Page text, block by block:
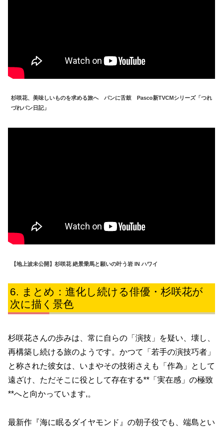
杉咲花、美味しいものを求める旅へ パンに舌鼓 Pasco新TVCMシリーズ「つれ
づれパン日記」
【地上波未公開】杉咲花 絶景乗馬と願いの叶う岩 IN ハワイ
まとめ：進化し続ける俳優・杉咲花が
次に描く景色
杉咲花さんの歩みは、常に自らの「演技」を疑い、壊し、
再構築し続ける旅のようです。かつて「若手の演技巧者」
と称された彼女は、いまやその技術さえも「作為」として
遠ざけ、ただそこに役として存在する**「実在感」の極致
**へと向かっています,。
最新作『海に眠るダイヤモンド』の朝子役でも、端島とい